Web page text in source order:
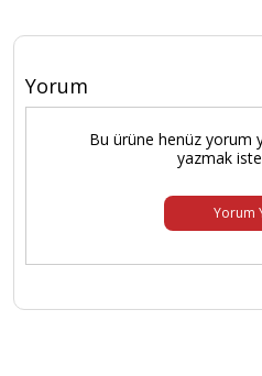
Yorum
Bu ürüne henüz yorum
yazmak
Yorum